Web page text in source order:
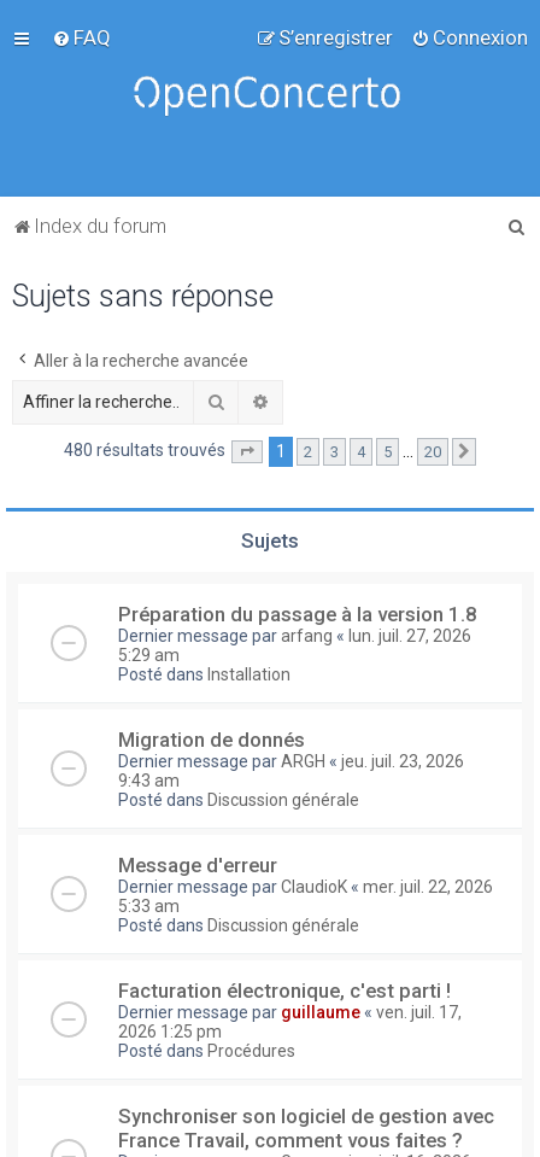
FAQ Connexion
S’enregistrer
Index du forum
Sujets sans réponse
Aller à la recherche avancée
Rechercher
480 résultats trouvés Page sur20
1 2 3 4 5 … 20
Sujets
Préparation du passage à la version 1.8
Dernier message pararfang « lun. juil. 27, 2026
5:29 am
Posté dans Installation
Migration de donnés
Dernier message parARGH « jeu. juil. 23, 2026
9:43 am
Posté dans Discussion générale
Message d'erreur
Dernier message parClaudioK « mer. juil. 22, 2026
5:33 am
Posté dans Discussion générale
Facturation électronique, c'est parti !
Dernier message par guillaume « ven. juil. 17,
2026 1:25 pm
Posté dans Procédures
Synchroniser son logiciel de gestion avec
France Travail, comment vous faites ?